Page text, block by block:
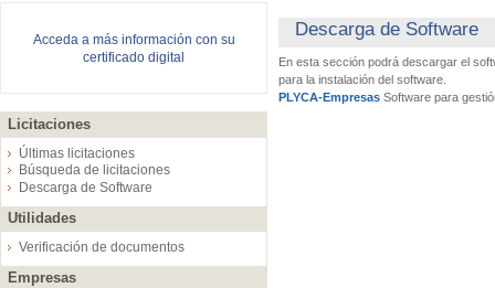
Acceda a más información con su
certificado digital
Licitaciones
Últimas licitaciones
Búsqueda de licitaciones
Descarga de Software
Utilidades
Verificación de documentos
Empresas
Descarga de Software
En esta sección podrá descargar el
para la instalación del software.
PLYCA-Empresas Software para